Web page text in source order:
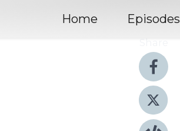
Home Episodes